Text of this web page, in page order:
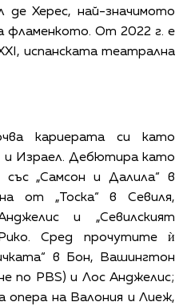
Херес, най-значимото
фламенкото. От 2022 г. е
испанската театрална
кариерата си като
и Израел. Дебютира като
„Самсон и Далила“ в
от „Тоска“ в Севиля,
и „Севилският
Сред прочутите ѝ
в Бон, Вашингтон
по PBS) и Лос Анджелис;
опера на Валония и Лиеж,